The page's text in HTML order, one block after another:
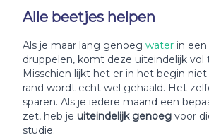
Alle beetjes helpen
Als je maar lang genoeg water in
druppelen, komt deze uiteindelijk vol
Misschien lijkt het er in het begin niet
rand wordt echt wel gehaald. Het
sparen. Als je iedere maand een
zet, heb je uiteindelijk genoeg voor
studie.